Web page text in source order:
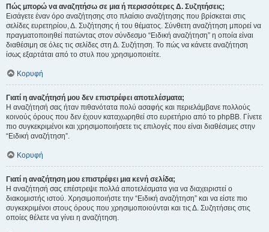
Πώς μπορώ να αναζητήσω σε μια ή περισσότερες Δ. Συζητήσεις;
Εισάγετε έναν όρο αναζήτησης στο πλαίσιο αναζήτησης που βρίσκεται στις
σελίδες ευρετηρίου, Δ. Συζήτησης ή του θέματος. Σύνθετη αναζήτηση μπορεί να
πραγματοποιηθεί πατώντας στον σύνδεσμο “Ειδική αναζήτηση” η οποία είναι
διαθέσιμη σε όλες τις σελίδες στη Δ. Συζήτηση. Το πώς να κάνετε αναζήτηση
ίσως εξαρτάται από το στυλ που χρησιμοποιείτε.
Κορυφή
Γιατί η αναζήτησή μου δεν επιστρέφει αποτελέσματα;
Η αναζήτησή σας ήταν πιθανότατα πολύ ασαφής και περιελάμβανε πολλούς
κοινούς όρους που δεν έχουν καταχωρηθεί στο ευρετήριο από το phpBB. Γίνετε
πιο συγκεκριμένοι και χρησιμοποιήσετε τις επιλογές που είναι διαθέσιμες στην
“Ειδική αναζήτηση”.
Κορυφή
Γιατί η αναζήτηση μου επιστρέφει μια κενή σελίδα;
Η αναζήτησή σας επέστρεψε πολλά αποτελέσματα για να διαχειριστεί ο
διακομιστής ιστού. Χρησιμοποιήστε την “Ειδική αναζήτηση” και να είστε πιο
συγκεκριμένοι στους όρους που χρησιμοποιούνται και τις Δ. Συζητήσεις στις
οποίες θέλετε να γίνει η αναζήτηση.